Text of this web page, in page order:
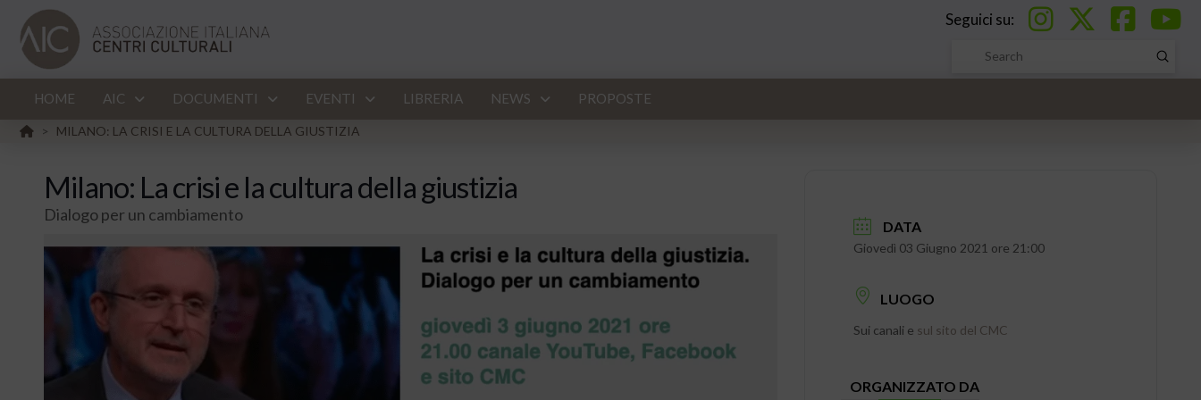
Seguici su:
Search
Submit
HOME AIC DOCUMENTI EVENTI LIBRERIA NEWS PROPOSTE
HOME
> MILANO: LA CRISI E LA CULTURA DELLA GIUSTIZIA
Milano: La crisi e la cultura della giustizia
Dialogo per un cambiamento
DATA
Giovedì 03 Giugno 2021 ore 21:00
LUOGO
Sui canali e sul sito del CMC
ORGANIZZATO DA